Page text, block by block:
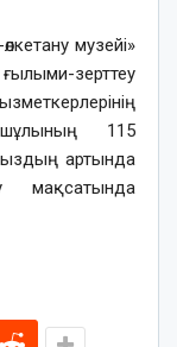
музейі»
зерттеу
115
артында
мақсатында